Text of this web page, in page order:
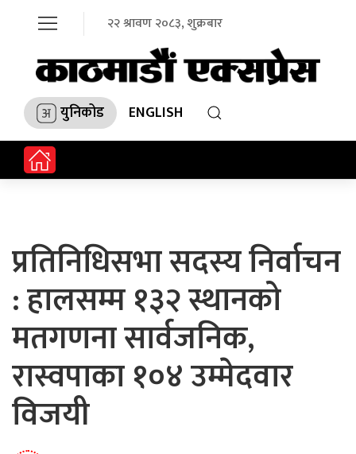
२२ श्रावण २०८३, शुक्रबार
युनिकोड ENGLISH
प्रतिनिधिसभा सदस्य निर्वाचन
: हालसम्म १३२ स्थानको
मतगणना सार्वजनिक,
रास्वपाका १०४ उम्मेदवार
विजयी